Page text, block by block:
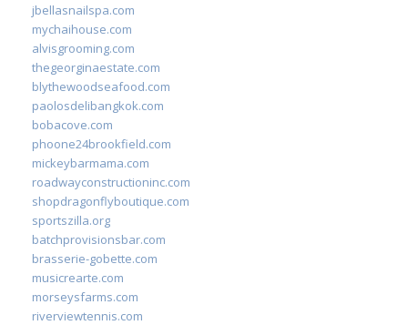
jbellasnailspa.com
mychaihouse.com
alvisgrooming.com
thegeorginaestate.com
blythewoodseafood.com
paolosdelibangkok.com
bobacove.com
phoone24brookfield.com
mickeybarmama.com
roadwayconstructioninc.com
shopdragonflyboutique.com
sportszilla.org
batchprovisionsbar.com
brasserie-gobette.com
musicrearte.com
morseysfarms.com
riverviewtennis.com